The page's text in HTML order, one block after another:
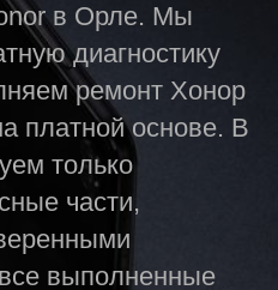
в Орле. Мы
диагностику
ремонт Хонор
платной основе. В
только
части,
выполненные